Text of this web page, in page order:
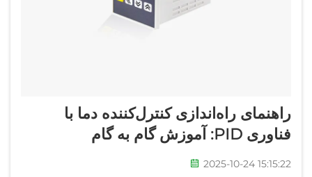
راهنمای راه‌اندازی کنترل‌کننده دما با
فناوری PID: آموزش گام به گام
2025-10-24 15:15:22